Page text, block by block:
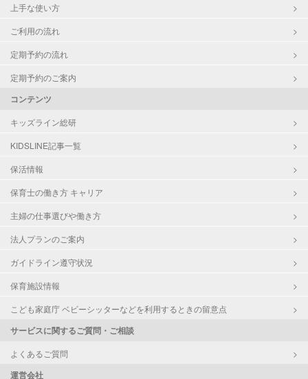
上手な使い方
ご利用の流れ
定期予約の流れ
定期予約のご案内
コンテンツ
キッズライン総研
KIDSLINE記事一覧
保活情報
保育士の働き方 キャリア
主婦の仕事選びや働き方
法人プランのご案内
ガイドライン遵守状況
保育施設情報
こども家庭庁 ベビーシッターなどを利用するときの留意点
サービスに関するご質問・ご相談
よくあるご質問
運営会社